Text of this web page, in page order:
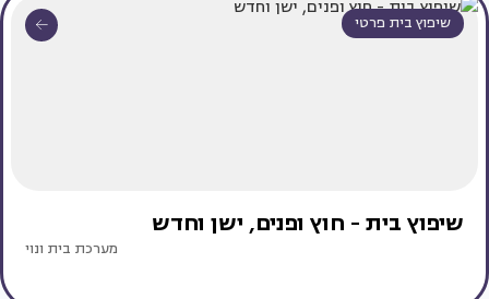
שיפוץ בית פרטי
שיפוץ בית - חוץ ופנים, ישן וחדש
מערכת בית ונוי